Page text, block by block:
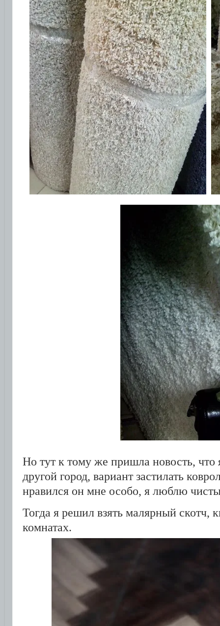
Но тут к тому же пришла новость, что
другой город, вариант застилать
нравился он мне особо, я люблю
Тогда я решил взять малярный скотч,
комнатах.